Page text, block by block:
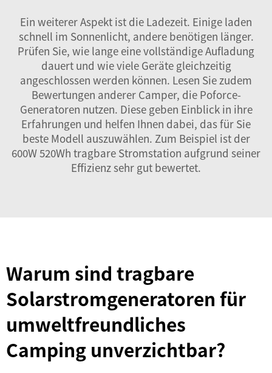
Ein weiterer Aspekt ist die Ladezeit. Einige laden
schnell im Sonnenlicht, andere benötigen länger.
Prüfen Sie, wie lange eine vollständige Aufladung
dauert und wie viele Geräte gleichzeitig
angeschlossen werden können. Lesen Sie zudem
Bewertungen anderer Camper, die Poforce-
Generatoren nutzen. Diese geben Einblick in ihre
Erfahrungen und helfen Ihnen dabei, das für Sie
beste Modell auszuwählen. Zum Beispiel ist der
600W 520Wh tragbare Stromstation aufgrund seiner
Effizienz sehr gut bewertet.
Warum sind tragbare
Solarstromgeneratoren für
umweltfreundliches
Camping unverzichtbar?